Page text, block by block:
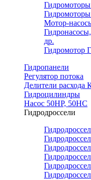
Мотор-
др.
Гидромотор
Гидропанели
Регулятор потока
Делители
Гидроцилиндры
Насос 50НР, 50НС
Гидродроссели